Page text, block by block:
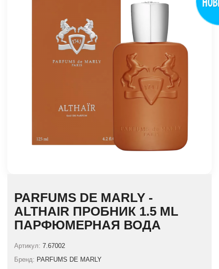
PARFUMS DE MARLY -
ALTHAIR ПРОБНИК 1.5 ML
ПАРФЮМЕРНАЯ ВОДА
Артикул: 7.67002
Бренд: PARFUMS DE MARLY